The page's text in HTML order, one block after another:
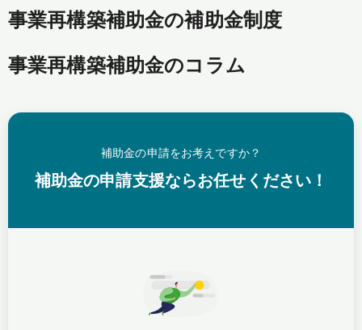
事業再構築補助金の補助金制度
事業再構築補助金のコラム
補助金の申請をお考えですか？
補助金の申請支援ならお任せください！